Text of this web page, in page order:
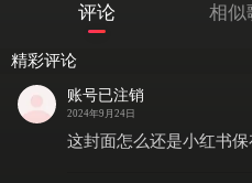
我只想
Rawr xd,pretty scene
嗷呜～xd，可爱的
Hrt all up in my
评论 相似
精彩评论
账号已注销
2024年9月24日
这封面怎么还是小红书保